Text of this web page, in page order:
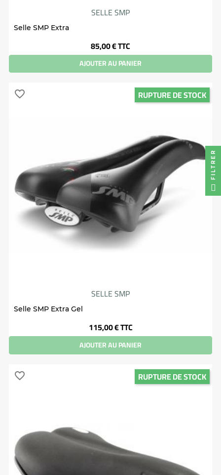
SELLE SMP
Selle SMP Extra
Prix
85,00 €TTC
AJOUTER AU PANIER
SELLE SMP
Selle SMP Extra Gel
Prix
115,00 €TTC
AJOUTER AU PANIER
RUPTURE DE STOCK
favorite_border
RUPTURE DE STOCK
favorite_border
FILTRER